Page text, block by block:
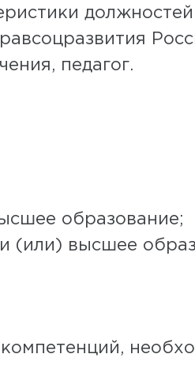
педагог.
образование;
(или) высшее